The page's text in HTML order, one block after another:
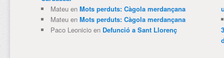
Mateuen Mots perduts: Càgola merdançana
Mateuen Mots perduts: Càgola merdançana
Paco Leonicioen Defunció a Sant Llorenç